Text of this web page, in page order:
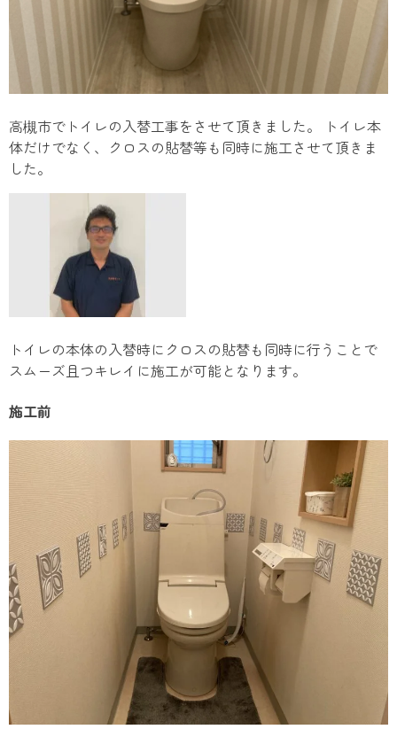
高槻市でトイレの入替工事をさせて頂きました。 トイレ本
体だけでなく、クロスの貼替等も同時に施工させて頂きま
した。
トイレの本体の入替時にクロスの貼替も同時に行うことで
スムーズ且つキレイに施工が可能となります。
施工前